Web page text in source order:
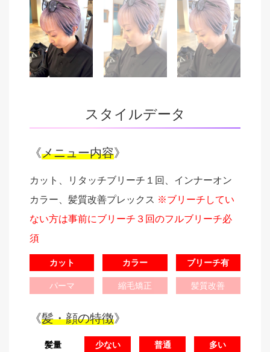
スタイルデータ
《メニュー内容》
カット、リタッチブリーチ１回、インナーオン
カラー、髪質改善プレックス ※ブリーチしてい
ない方は事前にブリーチ３回のフルブリーチ必
須
カット カラー ブリーチ有
パーマ 縮毛矯正 髪質改善
《髪・顔の特徴》
髪量 少ない 普通 多い